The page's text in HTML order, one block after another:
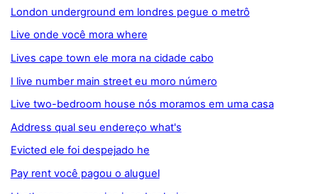
London underground em londres pegue o metrô
Live onde você mora where
Lives cape town ele mora na cidade cabo
I live number main street eu moro número
Live two-bedroom house nós moramos em uma casa
Address qual seu endereço what's
Evicted ele foi despejado he
Pay rent você pagou o aluguel